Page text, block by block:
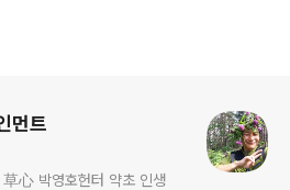
먼트
心 박영호헌터 약초 인생